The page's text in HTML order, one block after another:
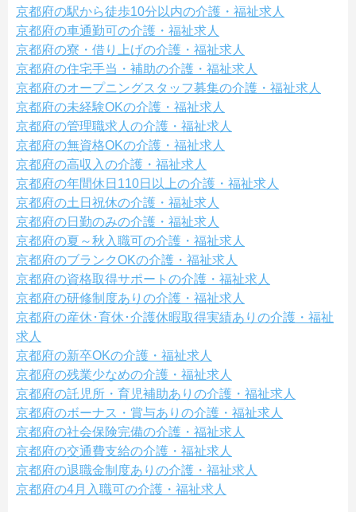
京都府の駅から徒歩10分以内の介護・福祉求人
京都府の車通勤可の介護・福祉求人
京都府の寮・借り上げの介護・福祉求人
京都府の住宅手当・補助の介護・福祉求人
京都府のオープニングスタッフ募集の介護・福祉求人
京都府の未経験OKの介護・福祉求人
京都府の管理職求人の介護・福祉求人
京都府の無資格OKの介護・福祉求人
京都府の高収入の介護・福祉求人
京都府の年間休日110日以上の介護・福祉求人
京都府の土日祝休の介護・福祉求人
京都府の日勤のみの介護・福祉求人
京都府の夏～秋入職可の介護・福祉求人
京都府のブランクOKの介護・福祉求人
京都府の資格取得サポートの介護・福祉求人
京都府の研修制度ありの介護・福祉求人
京都府の産休･育休･介護休暇取得実績ありの介護・福祉
求人
京都府の新卒OKの介護・福祉求人
京都府の残業少なめの介護・福祉求人
京都府の託児所・育児補助ありの介護・福祉求人
京都府のボーナス・賞与ありの介護・福祉求人
京都府の社会保険完備の介護・福祉求人
京都府の交通費支給の介護・福祉求人
京都府の退職金制度ありの介護・福祉求人
京都府の4月入職可の介護・福祉求人